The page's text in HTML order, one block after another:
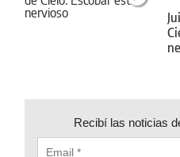
Recibí las noticias